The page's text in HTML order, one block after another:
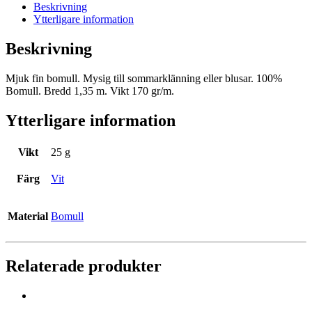
Beskrivning
Ytterligare information
Beskrivning
Mjuk fin bomull. Mysig till sommarklänning eller blusar. 100%
Bomull. Bredd 1,35 m. Vikt 170 gr/m.
Ytterligare information
Vikt 25 g
Färg Vit
Material Bomull
Relaterade produkter